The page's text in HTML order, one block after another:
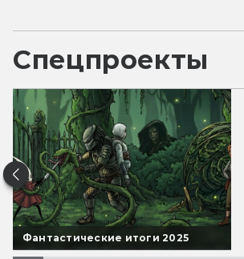
Спецпроекты
Фантастические итоги 2025